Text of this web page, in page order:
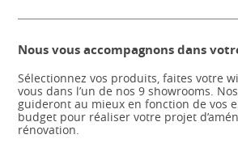
Nous vous accompagnons dans
Sélectionnez vos produits, faites votre
vous dans l’un de nos 9 showrooms.
guideront au mieux en fonction de vos
budget pour réaliser votre projet
rénovation.